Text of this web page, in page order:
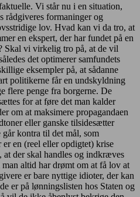
Vi står nu i en situation,
rådgiveres formaninger og
lov. Hvad kan vi da tro, at
en ekspert, der har fundet på en
Skal vi virkelig tro på, at de vil
det optimerer samfundets
eksempler på, at sådanne
politikerne får en undskyldning
flere penge fra borgerne. De
for at føre det man kalder
om at maksimere propagandaen
eller ganske tilsidesætter
går kontra til det mål, som
en (reel eller opdigtet) krise
der skal handles og indkræves
altid har drømt om at få lov at
er bare nyttige idioter, der kan
er på lønningslisten hos Staten og